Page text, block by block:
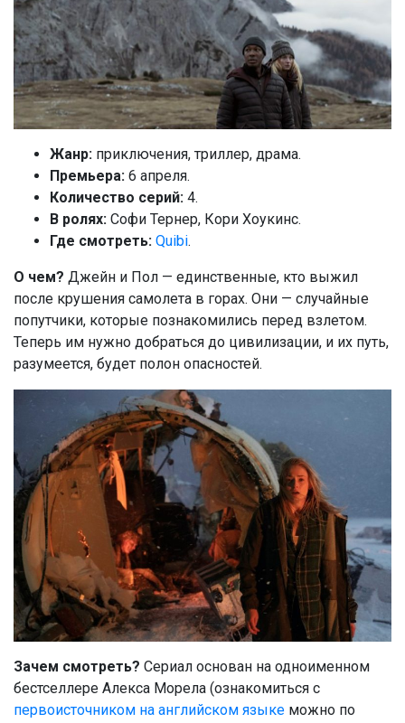
Жанр: приключения, триллер, драма.
Премьера: 6 апреля.
Количество серий: 4.
В ролях: Софи Тернер, Кори Хоукинс.
Где смотреть: Quibi.
О чем? Джейн и Пол — единственные, кто выжил
после крушения самолета в горах. Они — случайные
попутчики, которые познакомились перед взлетом.
Теперь им нужно добраться до цивилизации, и их путь,
разумеется, будет полон опасностей.
Зачем смотреть? Сериал основан на одноименном
бестселлере Алекса Морела (ознакомиться с
первоисточником на английском языке можно по